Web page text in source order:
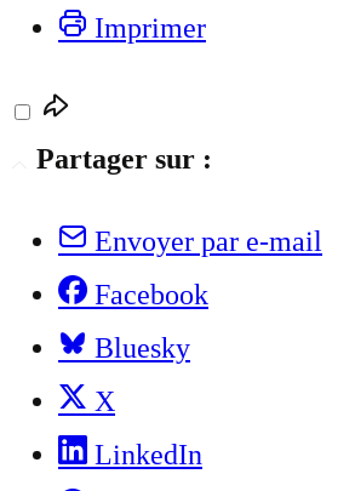
Imprimer
Partager sur :
Envoyer par e-mail
Facebook
Bluesky
X
LinkedIn